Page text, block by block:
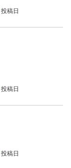
投稿日
投稿日
投稿日